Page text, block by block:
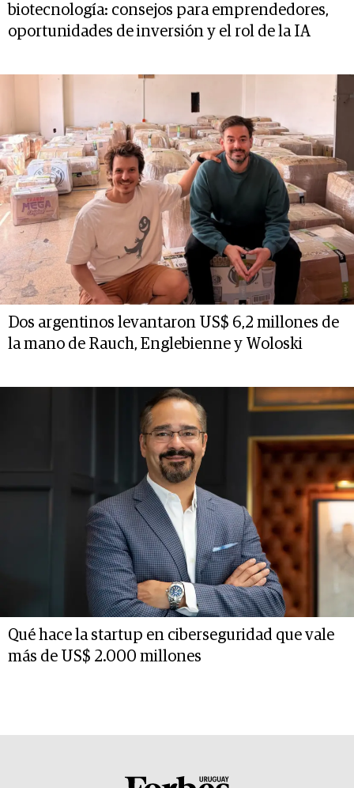
biotecnología: consejos para emprendedores,
oportunidades de inversión y el rol de la IA
Dos argentinos levantaron US$ 6,2 millones de
la mano de Rauch, Englebienne y Woloski
Qué hace la startup en ciberseguridad que vale
más de US$ 2.000 millones